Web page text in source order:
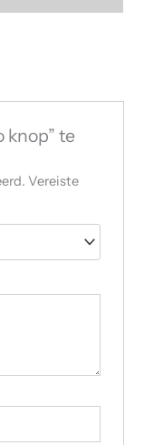
knop” te
Vereiste